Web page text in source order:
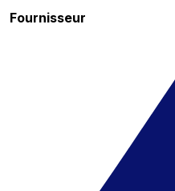
Fournisseur